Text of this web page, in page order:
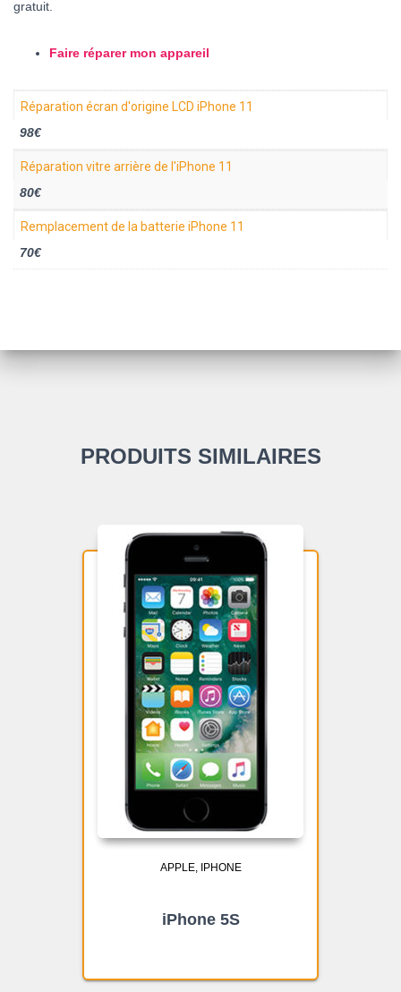
gratuit.
Faire réparer mon appareil
Réparation écran d'origine LCD iPhone 11
98€
Réparation vitre arrière de l'iPhone 11
80€
Remplacement de la batterie iPhone 11
70€
PRODUITS SIMILAIRES
APPLE IPHONE
iPhone 5S